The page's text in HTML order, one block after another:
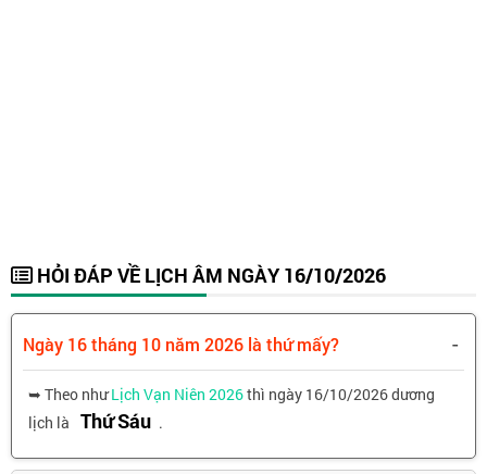
HỎI ĐÁP VỀ LỊCH ÂM NGÀY 16/10/2026
Ngày 16 tháng 10 năm 2026 là thứ mấy? -
➥ Theo nhưLịch Vạn Niên 2026thì ngày 16/10/2026 dương
lịch là Thứ Sáu .